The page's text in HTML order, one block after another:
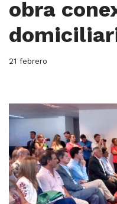
obra
21 febrero